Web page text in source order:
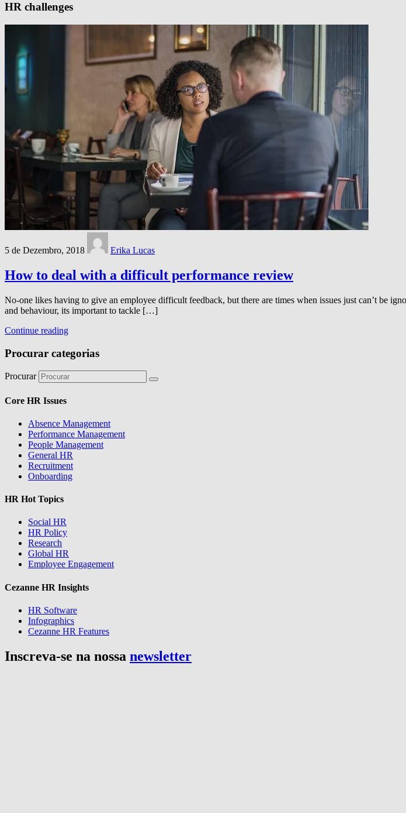
HR challenges
5 de Dezembro, 2018 Erika Lucas
How to deal with a difficult performance review
No-one likes having to give an employee difficult feedback, but there are times when issues just can’t be
and behaviour, its important to tackle […]
Continue reading
Procurar categorias
Procurar
Core HR Issues
Absence Management
Performance Management
People Management
General HR
Recruitment
Onboarding
HR Hot Topics
Social HR
HR Policy
Research
Global HR
Employee Engagement
Cezanne HR Insights
HR Software
Infographics
Cezanne HR Features
Inscreva-se na nossa newsletter